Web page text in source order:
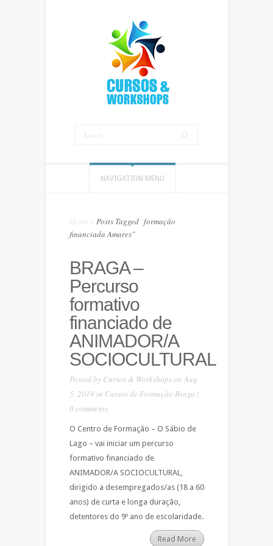
NAVIGATION MENU
Home Posts Tagged formação
financiada Amares"
BRAGA –
Percurso
formativo
financiado de
ANIMADOR/A
SOCIOCULTURAL
Posted by Cursos & Workshopson Aug
5, 2019 in Cursos de Formação Braga |
0 comments
O Centro de Formação – O Sábio de
Lago – vai iniciar um percurso
formativo financiado de
ANIMADOR/A SOCIOCULTURAL,
dirigido a desempregados/as (18 a 60
anos) de curta e longa duração,
detentores do 9º ano de escolaridade.
Read More